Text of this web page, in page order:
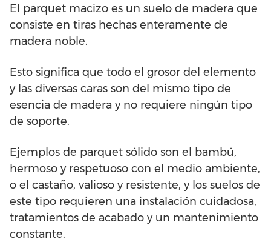
El parquet macizo es un suelo de madera que
consiste en tiras hechas enteramente de
madera noble.
Esto significa que todo el grosor del elemento
y las diversas caras son del mismo tipo de
esencia de madera y no requiere ningún tipo
de soporte.
Ejemplos de parquet sólido son el bambú,
hermoso y respetuoso con el medio ambiente,
o el castaño, valioso y resistente, y los suelos de
este tipo requieren una instalación cuidadosa,
tratamientos de acabado y un mantenimiento
constante.